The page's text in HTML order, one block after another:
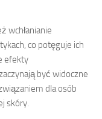
wchłanianie
co potęguje ich
efekty
być widoczne
dla osób
skóry.